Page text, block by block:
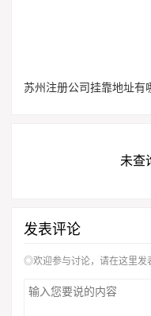
未查
发表评论
◎欢迎参与讨论，请在这里发